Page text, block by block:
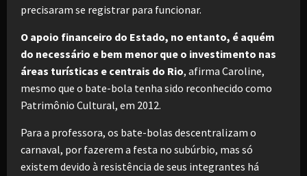
precisaram se registrar para funcionar.
O apoio financeiro do Estado, no entanto, é aquém
do necessário e bem menor que o investimento nas
áreas turísticas e centrais do Rio, afirma Caroline,
mesmo que o bate-bola tenha sido reconhecido como
Patrimônio Cultural, em 2012.
Para a professora, os bate-bolas descentralizam o
carnaval, por fazerem a festa no subúrbio, mas só
existem devido à resistência de seus integrantes há